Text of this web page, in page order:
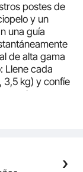
postes de
y un
una guía
de alta gama
Llene cada
3,5 kg) y confíe
mientras
de crear un